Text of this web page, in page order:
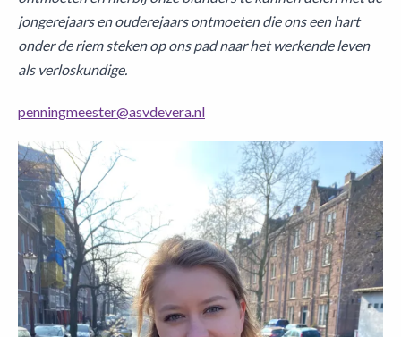
jongerejaars en ouderejaars ontmoeten die ons een hart
onder de riem steken op ons pad naar het werkende leven
als verloskundige.
penningmeester@asvdevera.nl